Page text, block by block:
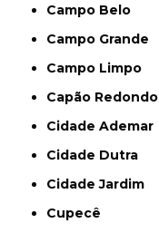
Campo Belo
Campo Grande
Campo Limpo
Capão Redondo
Cidade Ademar
Cidade Dutra
Cidade Jardim
Cupecê